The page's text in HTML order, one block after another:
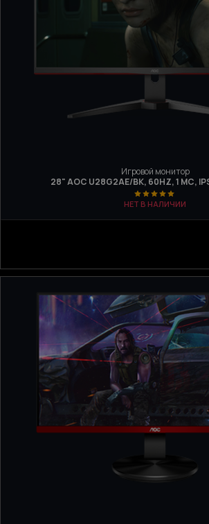
Игровой монитор
28" AOC U28G2AE/BK, 60HZ, 1 МС,
НЕТ В НАЛИЧИИ